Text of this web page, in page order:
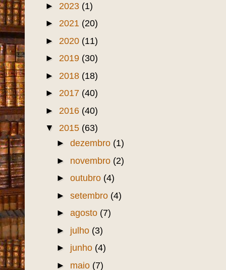
► 2023 (1)
► 2021 (20)
► 2020 (11)
► 2019 (30)
► 2018 (18)
► 2017 (40)
► 2016 (40)
▼ 2015 (63)
► dezembro (1)
► novembro (2)
► outubro (4)
► setembro (4)
► agosto (7)
► julho (3)
► junho (4)
► maio (7)